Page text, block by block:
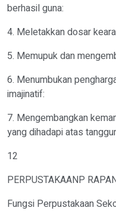
berhasil guna:
4. Meletakkan dosar
5. Memupuk dan
6. Menumbukan
imajinatif:
7. Mengembangkan
yang dihadapi atas
12
PERPUSTAKAANP
Fungsi Perpustakaan